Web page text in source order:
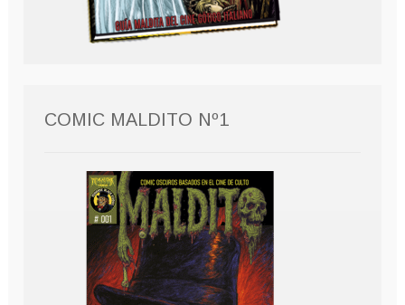
COMIC MALDITO Nº1